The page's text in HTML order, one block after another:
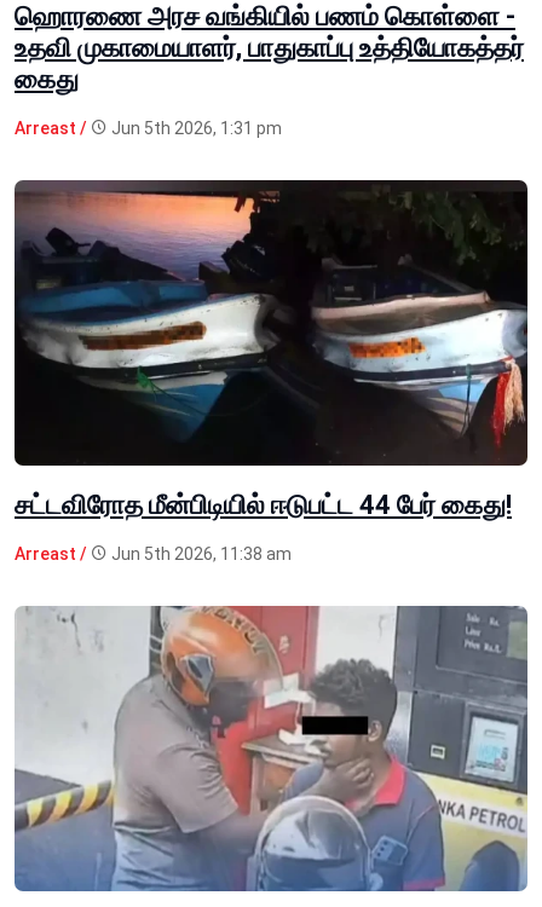
ஹொரணை அரச வங்கியில் பணம் கொள்ளை -
உதவி முகாமையாளர், பாதுகாப்பு உத்தியோகத்தர்
கைது
Arreast / Jun 5th 2026, 1:31 pm
சட்டவிரோத மீன்பிடியில் ஈடுபட்ட 44 பேர் கைது!
Arreast / Jun 5th 2026, 11:38 am